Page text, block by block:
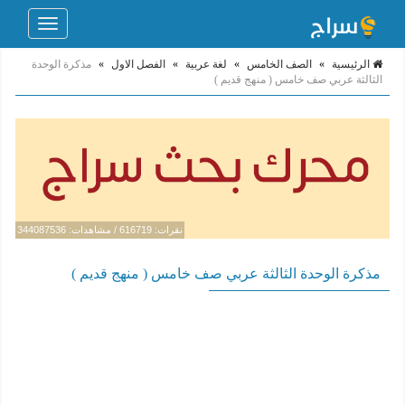
Toggle
الرئيسية » الصف الخامس » لغة عربية » الفصل الاول » مذكرة الوحدة
الثالثة عربي صف خامس ( منهج قديم )
نقرات: 616719 / مشاهدات: 344087536
مذكرة الوحدة الثالثة عربي صف خامس ( منهج قديم )